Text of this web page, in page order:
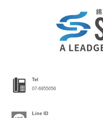
Tel
07-6955056
Line ID